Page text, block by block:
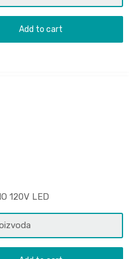
Add to cart
120V LED